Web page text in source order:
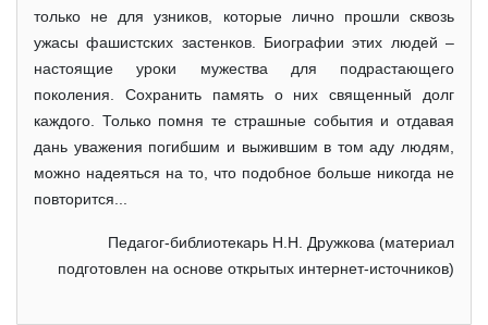
только не для узников, которые лично прошли сквозь
ужасы фашистских застенков. Биографии этих людей –
настоящие уроки мужества для подрастающего
поколения. Сохранить память о них священный долг
каждого. Только помня те страшные события и отдавая
дань уважения погибшим и выжившим в том аду людям,
можно надеяться на то, что подобное больше никогда не
повторится...
Педагог-библиотекарь Н.Н. Дружкова (материал
подготовлен на основе открытых интернет-источников)